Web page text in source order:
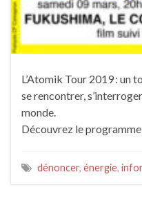
L’Atomik Tour 2019 : un
se rencontrer,
monde.
Découvrez le
dénoncer, énergie,